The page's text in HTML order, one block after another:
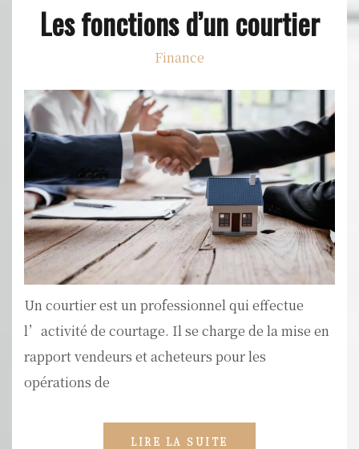
Les fonctions d’un courtier
Finance
Un courtier est un professionnel qui effectue
l’activité de courtage. Il se charge de la mise en
rapport vendeurs et acheteurs pour les
opérations de
LIRE LA SUITE